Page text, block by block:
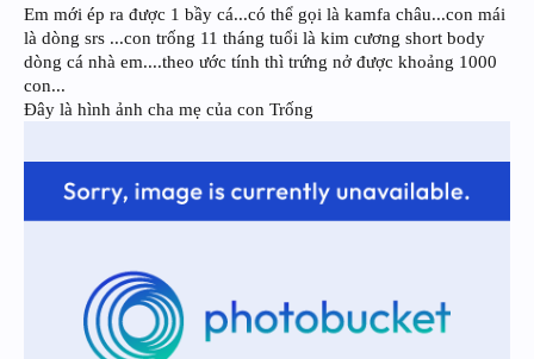
Em mới ép ra được 1 bầy cá...có thể gọi là kamfa châu...con mái
là dòng srs ...con trống 11 tháng tuổi là kim cương short body
dòng cá nhà em....theo ước tính thì trứng nở được khoảng 1000
con...
Đây là hình ảnh cha mẹ của con Trống